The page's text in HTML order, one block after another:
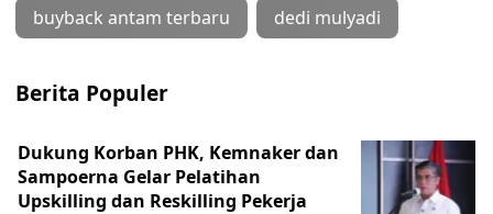
buyback antam terbaru dedi mulyadi
Berita Populer
Dukung Korban PHK, Kemnaker dan
Sampoerna Gelar Pelatihan
Upskilling dan Reskilling Pekerja